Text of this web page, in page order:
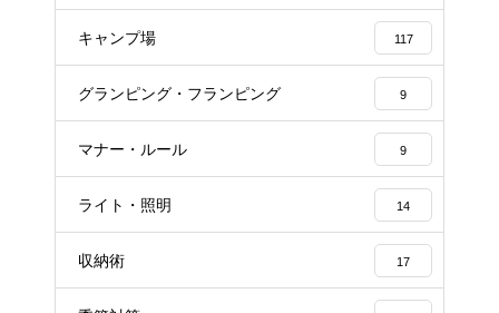
キャンプ場 117
グランピング・フランピング 9
マナー・ルール 9
ライト・照明 14
収納術 17